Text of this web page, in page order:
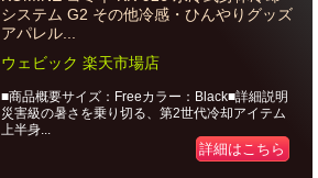
システム G2 その他冷感・ひんやりグッズ
アパレル...
ウェビック 楽天市場店
■商品概要サイズ：Freeカラー：Black■詳細説明
災害級の暑さを乗り切る、第2世代冷却アイテム
上半身...
詳細はこちら